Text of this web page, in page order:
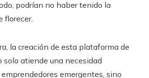
podrían no haber tenido la
florecer.
la creación de esta plataforma de
atiende una necesidad
emergentes, sino